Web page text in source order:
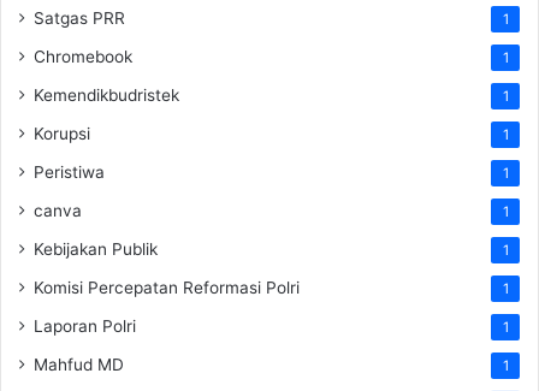
Satgas PRR 1
Chromebook 1
Kemendikbudristek 1
Korupsi 1
Peristiwa 1
canva 1
Kebijakan Publik 1
Komisi Percepatan Reformasi Polri 1
Laporan Polri 1
Mahfud MD 1